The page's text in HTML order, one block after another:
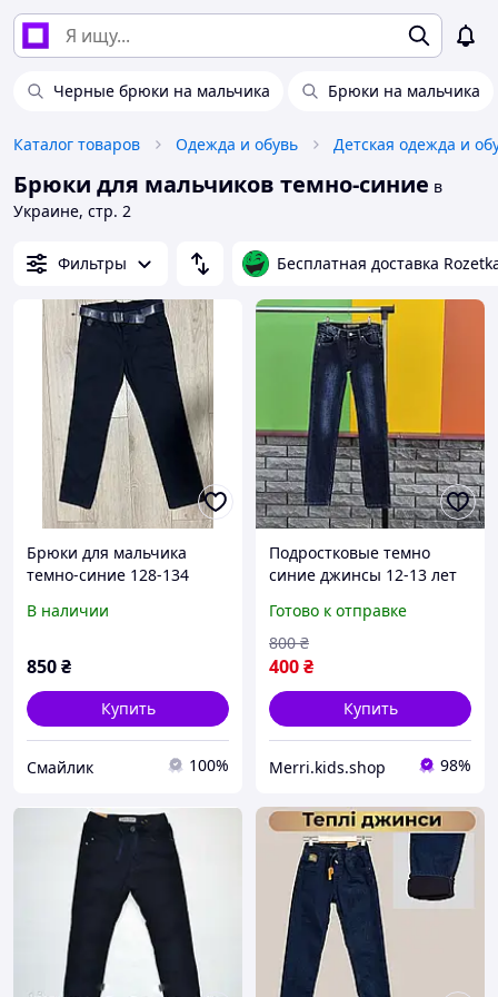
Черные брюки на мальчика Брюки на мальчика
Каталог товаров Одежда и обувь Детская одежда и
Брюки для мальчиков темно-синие в
Украине, стр. 2
Фильтры Бесплатная доставка
Брюки для мальчика
темно-синие 128-134
В наличии
850₴
Купить
Смайлик 100%
Подростковые темно
синие джинсы 12-13 лет
прямые джинсовые
брюки под ремень для
очень худого подростка
Готово к отправке
400₴
800 ₴
Купить
Merri.kids.shop 98%